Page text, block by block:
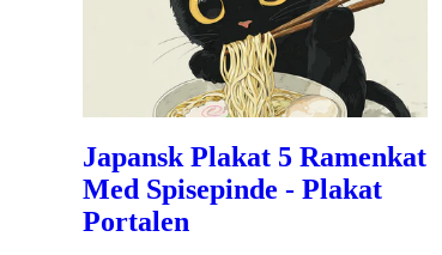
Japansk Plakat 5 Ramenkat
Med Spisepinde - Plakat
Portalen